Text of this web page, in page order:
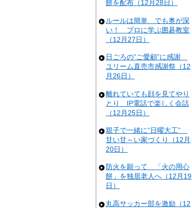
餅を配布（12月28日）
ルールは簡単 でも奥が深
い！ プロに学ぶ囲碁教室
（12月27日）
日ごろの”ご愛顧”に感謝
ユリーム直売市感謝祭（12
月26日）
離れていても顔を見てやり
とり IP電話で楽しく会話
（12月25日）
親子で一緒に“日曜大工”
甘い甘～い家づくり（12月
20日）
防火を願って 「火の用心
餅」を独居老人へ（12月19
日）
丸高サッカー部を激励（12